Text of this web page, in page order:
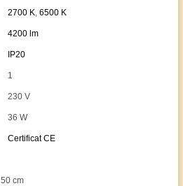
2700 K, 6500 K
4200 lm
IP20
1
230 V
36 W
Certificat CE
50 cm